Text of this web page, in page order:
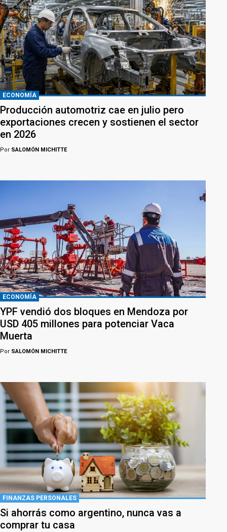
ECONOMÍA
Producción automotriz cae en julio pero
exportaciones crecen y sostienen el sector
en 2026
Por SALOMÓN MICHITTE
ECONOMÍA
YPF vendió dos bloques en Mendoza por
USD 405 millones para potenciar Vaca
Muerta
Por SALOMÓN MICHITTE
FINANZAS PERSONALES
Si ahorrás como argentino, nunca vas a
comprar tu casa